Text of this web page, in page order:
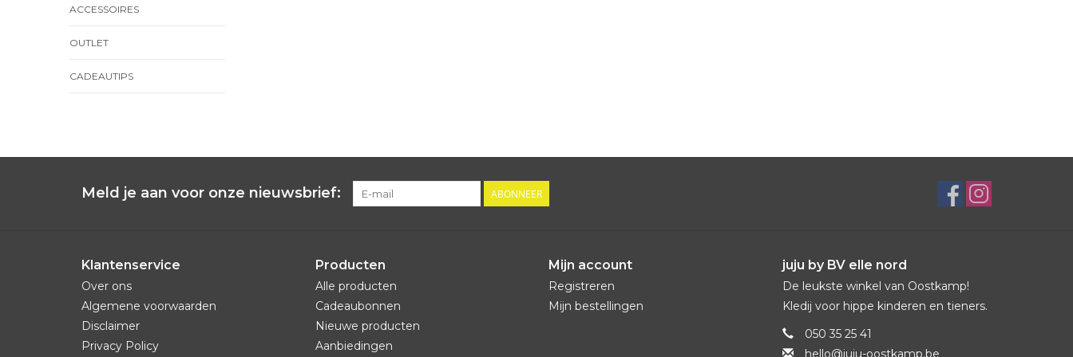
ACCESSOIRES
OUTLET
CADEAUTIPS
Meld je aan voor onze nieuwsbrief: ABONNEER
Klantenservice
Over ons
Algemene voorwaarden
Disclaimer
Privacy Policy
Producten
Alle producten
Cadeaubonnen
Nieuwe producten
Aanbiedingen
Mijn account
Registreren
Mijn bestellingen
juju by BV elle nord
De leukste winkel van Oostkamp!
Kledij voor hippe kinderen en tieners.
050 35 25 41
hello@juju-oostkamp.be